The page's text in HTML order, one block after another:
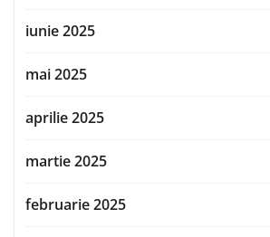
iunie 2025
mai 2025
aprilie 2025
martie 2025
februarie 2025